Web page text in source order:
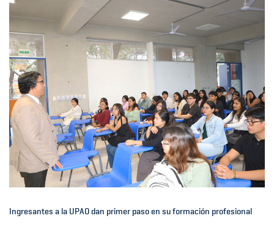
Ingresantes a la UPAO dan primer paso en su formación profesional